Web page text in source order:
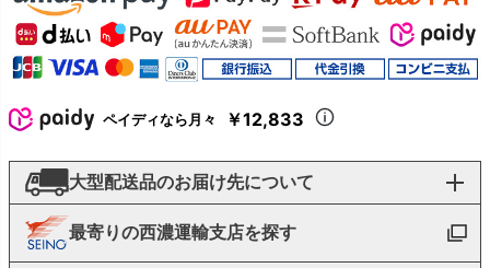
ペイディなら月々 ￥12,833
大型配送品のお届け先について
最寄りの西濃運輸支店を探す